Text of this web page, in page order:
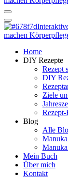
Manuka
Dein
Manuka
Dein
Dein persönlicher
Home
DIY Rezepte
Rezept
DIY
Ziele
Rezept-
Blog
Alle
Mein Buch
Über mich
Kontakt